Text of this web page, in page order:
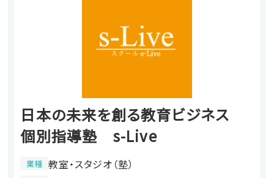
日本の未来を創る教育ビジネス
個別指導塾 s-Live
業種 教室・スタジオ（塾）